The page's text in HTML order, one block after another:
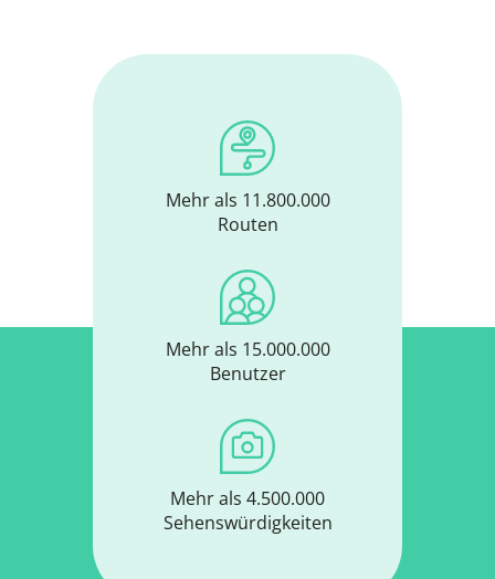
Mehr als 11.800.000
Routen
Mehr als 15.000.000
Benutzer
Mehr als 4.500.000
Sehenswürdigkeiten